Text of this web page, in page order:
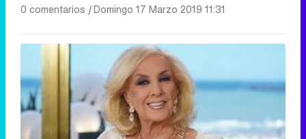
0 comentarios |Domingo 17 Marzo 2019 11:31